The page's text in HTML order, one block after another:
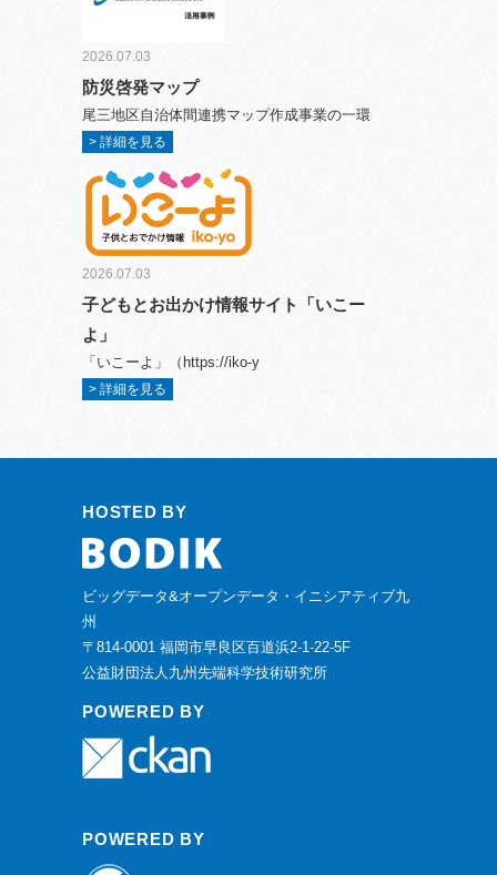
2026.07.03
防災啓発マップ
尾三地区自治体間連携マップ作成事業の一環
> 詳細を見る
2026.07.03
子どもとお出かけ情報サイト「いこー
よ」
「いこーよ」（https://iko-y
> 詳細を見る
HOSTED BY
ビッグデータ&オープンデータ・イニシアティブ九
州
〒814-0001 福岡市早良区百道浜2-1-22-5F
公益財団法人九州先端科学技術研究所
POWERED BY
POWERED BY